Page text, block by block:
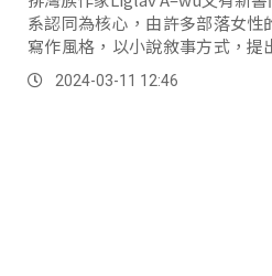
系認同為核心，由許多部落女性
寫作風格，以小說敘事方式，提
及父權體制的深刻反省。
2024-03-11 12:46